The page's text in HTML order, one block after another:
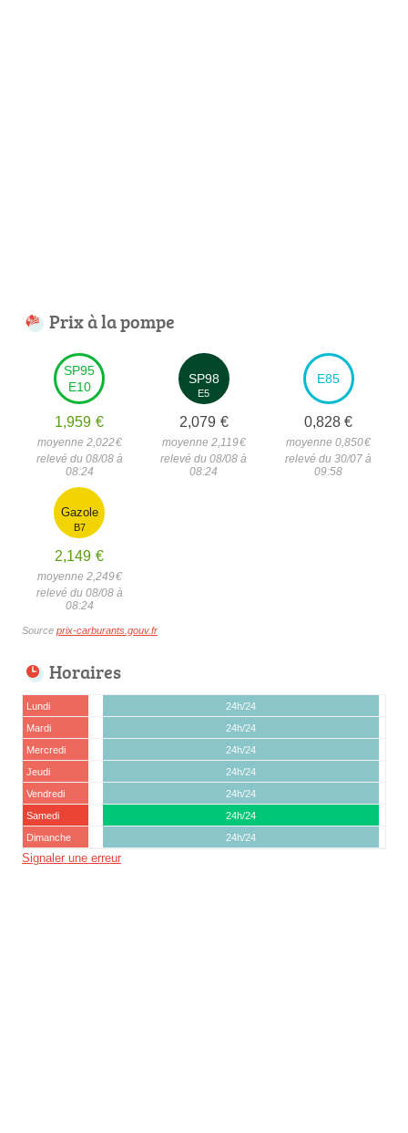
Prix à la pompe
SP95
E10
1,959 €
moyenne 2,022€
relevé du 08/08 à
08:24
SP98
E5
2,079 €
moyenne 2,119€
relevé du 08/08 à
08:24
E85
0,828 €
moyenne 0,850€
relevé du 30/07 à
09:58
Gazole
B7
2,149 €
moyenne 2,249€
relevé du 08/08 à
08:24
Source prix-carburants.gouv.fr
Horaires
Lundi
24h/24
Mardi
24h/24
Mercredi
24h/24
Jeudi
24h/24
Vendredi
24h/24
Samedi
24h/24
Dimanche
24h/24
Signaler une erreur